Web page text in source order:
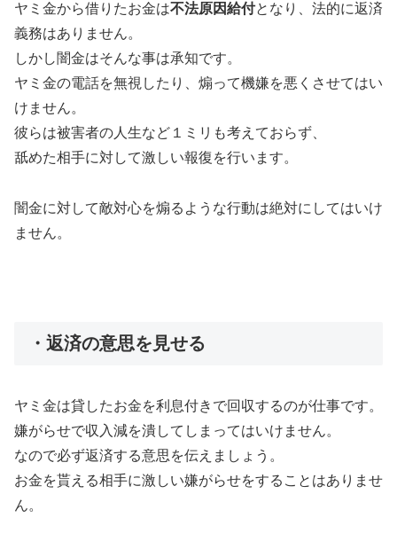
ヤミ金から借りたお金は不法原因給付となり、法的に返済
義務はありません。
しかし闇金はそんな事は承知です。
ヤミ金の電話を無視したり、煽って機嫌を悪くさせてはい
けません。
彼らは被害者の人生など１ミリも考えておらず、
舐めた相手に対して激しい報復を行います。
闇金に対して敵対心を煽るような行動は絶対にしてはいけ
ません。
・返済の意思を見せる
ヤミ金は貸したお金を利息付きで回収するのが仕事です。
嫌がらせで収入減を潰してしまってはいけません。
なので必ず返済する意思を伝えましょう。
お金を貰える相手に激しい嫌がらせをすることはありませ
ん。